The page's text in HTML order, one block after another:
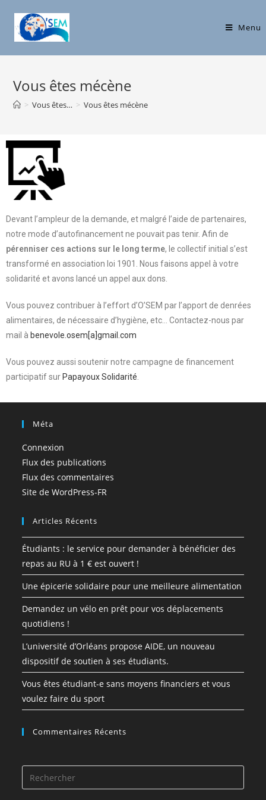
Menu
Vous êtes mécène
> Vous êtes… > Vous êtes mécène
Devant l’ampleur de la demande, et malgré l’aide de partenaires,
notre mode d’autofinancement ne pouvait pas tenir. Afin de
pérenniser ces actions sur le long terme, le collectif initial s’est
transformé en association loi 1901. Nous faisons appel à votre
solidarité et avons lancé un appel aux dons.
Vous pouvez contribuer à l’effort d’O’SEM par l’apport de denrées
alimentaires, de nécessaire d’hygiène, etc… Contactez-nous par
mail à benevole.osem[a]gmail.com
Vous pouvez aussi soutenir notre campagne de financement
participatif sur Papayoux Solidarité
Méta
Connexion
Flux des publications
Flux des commentaires
Site de WordPress-FR
Articles Récents
Étudiants : le service pour demander à bénéficier des
repas au RU à 1 € est ouvert !
Une épicerie solidaire pour une meilleure alimentation
Demandez un vélo en prêt pour vos déplacements
quotidiens !
L’université d’Orléans propose AIDE, un nouveau
dispositif de soutien à ses étudiants.
Vous êtes étudiant-e sans moyens financiers et vous
voulez faire du sport
Commentaires Récents